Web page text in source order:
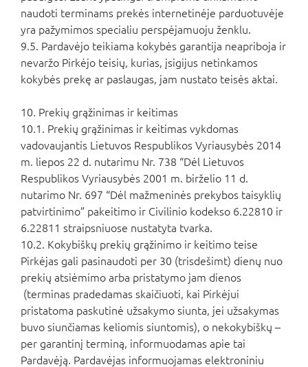
naudoti terminams prekės internetinėje parduotuvėje
yra pažymimos specialiu perspėjamuoju ženklu.
9.5. Pardavėjo teikiama kokybės garantija neapriboja ir
nevaržo Pirkėjo teisių, kurias, įsigijus netinkamos
kokybės prekę ar paslaugas, jam nustato teisės aktai.
10. Prekių grąžinimas ir keitimas
10.1. Prekių grąžinimas ir keitimas vykdomas
vadovaujantis Lietuvos Respublikos Vyriausybės 2014
m. liepos 22 d. nutarimu Nr. 738 “Dėl Lietuvos
Respublikos Vyriausybės 2001 m. birželio 11 d.
nutarimo Nr. 697 “Dėl mažmeninės prekybos taisyklių
patvirtinimo” pakeitimo ir Civilinio kodekso 6.22810 ir
6.22811 straipsniuose nustatyta tvarka.
10.2. Kokybiškų prekių grąžinimo ir keitimo teise
Pirkėjas gali pasinaudoti per 30 (trisdešimt) dienų nuo
prekių atsiėmimo arba pristatymo jam dienos
(terminas pradedamas skaičiuoti, kai Pirkėjui
pristatoma paskutinė užsakymo siunta, jei užsakymas
buvo siunčiamas keliomis siuntomis), o nekokybiškų –
per garantinį terminą, informuodamas apie tai
Pardavėją. Pardavėjas informuojamas elektroniniu